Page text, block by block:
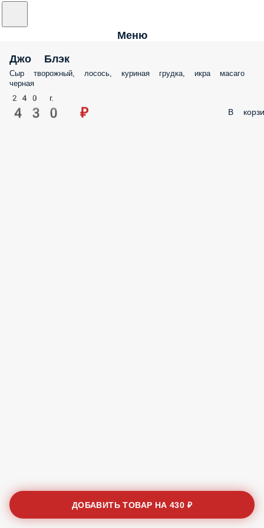
Меню
Джо Блэк
Сыр творожный, лосось, куриная грудка, икра масаго
черная
240 г.
430 ₽ В
ДОБАВИТЬ ТОВАР НА430 ₽